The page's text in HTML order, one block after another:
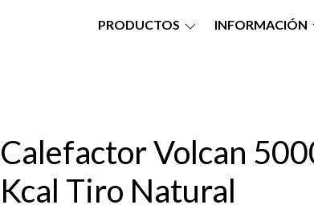
PRODUCTOS INFORMACIÓN
Calefactor Volcan
Kcal Tiro Natural